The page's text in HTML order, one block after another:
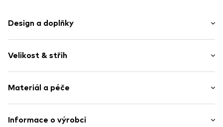
Design a doplňky
Kulatý výstřih
Pružný límec
Rovný lem
Měkký povrch
Velikost & střih
Délka: Normální délka
Střih: Normální střih
Materiál a péče
Materiál: 95% Bavlna, 5% Elastan
Informace o výrobci